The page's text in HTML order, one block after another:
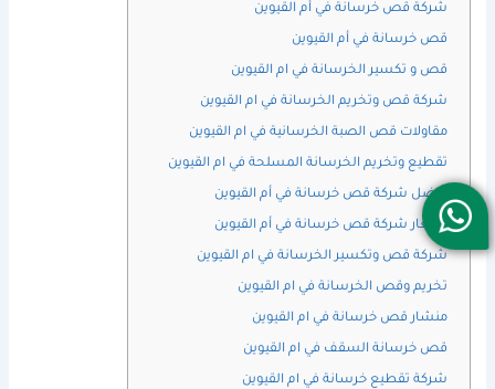
شركة قص خرسانة في أم القيوين
قص خرسانة في أم القيوين
قص و تكسير الخرسانة في ام القيوين
شركة قص وتخريم الخرسانة في ام القيوين
مقاولات قص الصبة الخرسانية في ام القيوين
تقطيع وتخريم الخرسانة المسلحة في ام القيوين
افضل شركة قص خرسانة في أم القيوين
اسعار شركة قص خرسانة في أم القيوين
شركة قص وتكسير الخرسانة في ام القيوين
تخريم وقص الخرسانة في ام القيوين
منشار قص خرسانة في ام القيوين
قص خرسانة السقف في ام القيوين
شركة تقطيع خرسانة في ام القيوين